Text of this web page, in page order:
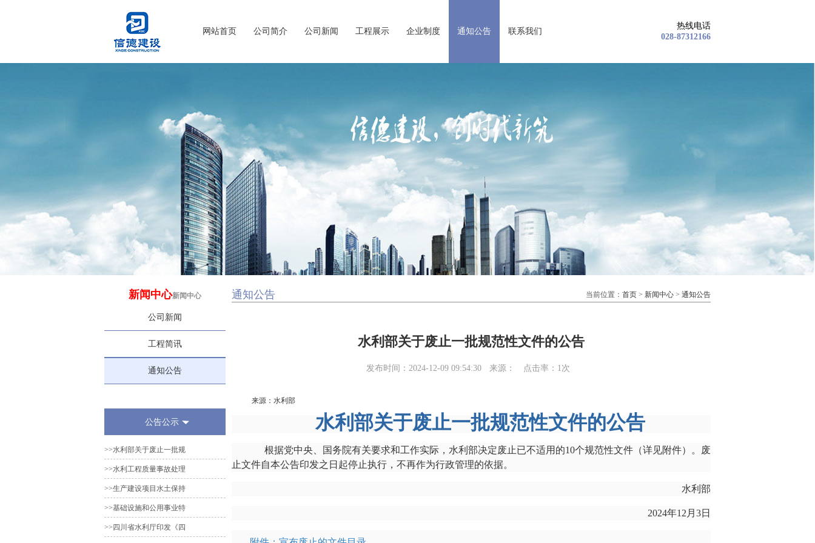
网站首页 公司简介 公司新闻 工程展示 企业制度 通知公告 联系我们
热线电话
028-87312166
新闻中心新闻中心
公司新闻
工程简讯
通知公告
公告公示
>>水利部关于废止一批规
>>水利工程质量事故处理
>>生产建设项目水土保持
>>基础设施和公用事业特
>>四川省水利厅印发《四
通知公告 当前位置： 首页 > 新闻中心 > 通知公告
水利部关于废止一批规范性文件的公告
发布时间：2024-12-09 09:54:30 来源： 点击率： 1次
来源：水利部
水利部关于废止一批规范性文件的公告
根据党中央、国务院有关要求和工作实际，水利部决定废止已不适用的10个规范性文件（详见附件）。废
止文件自本公告印发之日起停止执行，不再作为行政管理的依据。
水利部
2024年12月3日